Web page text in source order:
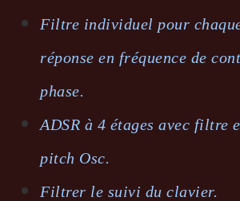
Filtre individuel pour
réponse en fréquence de
phase.
ADSR à 4 étages avec filtre
pitch Osc.
Filtrer le suivi du clavier.